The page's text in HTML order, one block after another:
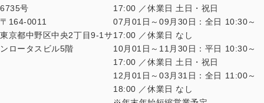
6735号
〒164-0011
東京都中野区中央2丁目9-1サ
ンロータスビル5階
17:00 ／休業日 土日・祝日
07月01日～09月30日：全日 10:30～
17:00 ／休業日 なし
10月01日～11月30日：平日 10:30～
17:00 ／休業日 土日・祝日
12月01日～03月31日：全日 11:00～
18:00 ／休業日 なし